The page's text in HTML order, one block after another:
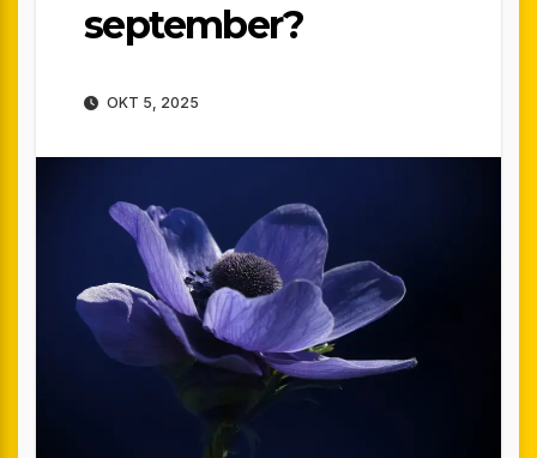
september?
OKT 5, 2025